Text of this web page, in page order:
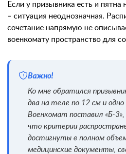
Если у призывника есть и пятна
– ситуация неоднозначная.
сочетание напрямую не
военкомату пространство для
Важно!
Ко мне обратился
два на теле по 12 см и
Военкомат поставил «Б-3»,
что критерии
достигнуты в полном
медицинские документы,